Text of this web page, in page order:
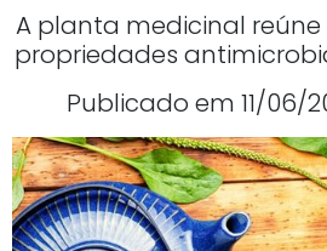
A planta medicinal
propriedades
Publicado em 11/06/